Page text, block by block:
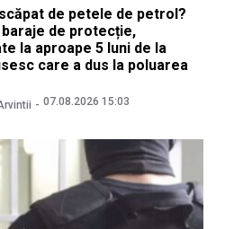
de petele de petrol?
de protecție,
la aproape 5 luni de la
care a dus la poluarea
07.08.2026 15:03